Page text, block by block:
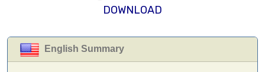
DOWNLOAD
English Summary